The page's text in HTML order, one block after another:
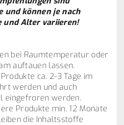
und können je nach
und Alter variieren!
bei Raumtemperatur oder
auftauen lassen.
ca. 2-3 Tage im
werden und auch
eingefroren werden.
Produkte min. 12 Monate
die Inhaltsstoffe